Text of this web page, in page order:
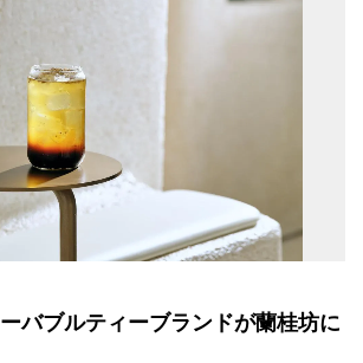
バブルティーブランドが蘭桂坊に